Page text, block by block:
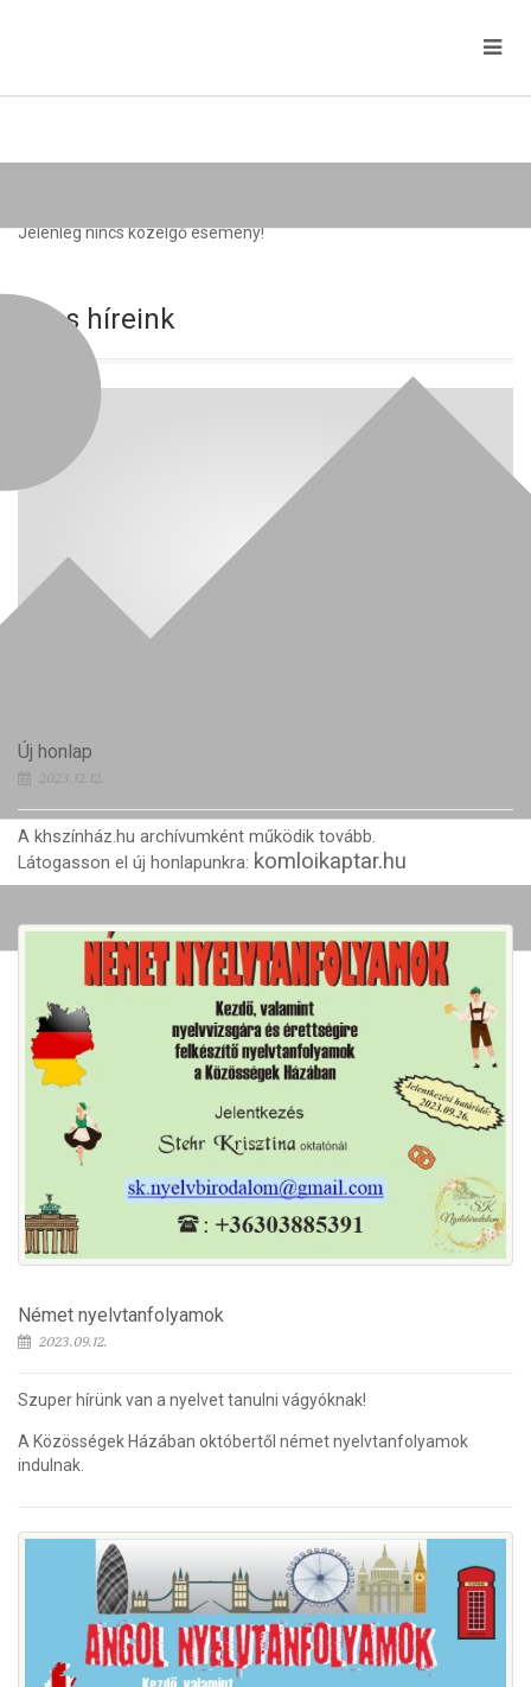
Jelenleg nincs közelgő esemény!
Friss híreink
Új honlap
2023.12.12.
A khszínház.hu archívumként működik tovább.
Látogasson el új honlapunkra: komloikaptar.hu
Német nyelvtanfolyamok
2023.09.12.
Szuper hírünk van a nyelvet tanulni vágyóknak!
A Közösségek Házában októbertől német nyelvtanfolyamok
indulnak.